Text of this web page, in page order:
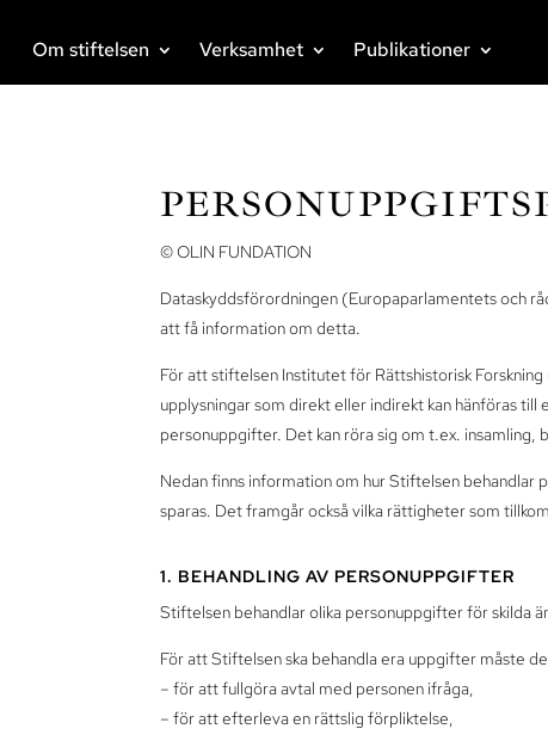
Om stiftelsen Verksamhet Publikationer
© OLIN FUNDATION
Dataskyddsförordningen (Europaparlamentets och
att få information om detta.
För att stiftelsen Institutet för Rättshistorisk
upplysningar som direkt eller indirekt kan hänföras
personuppgifter. Det kan röra sig om t.ex. insamling,
Nedan finns information om hur Stiftelsen behandlar
sparas. Det framgår också vilka rättigheter som
1. BEHANDLING AV PERSONUPPGIFTER
Stiftelsen behandlar olika personuppgifter för skilda
För att Stiftelsen ska behandla era uppgifter måste
– för att fullgöra avtal med personen ifråga,
– för att efterleva en rättslig förpliktelse,